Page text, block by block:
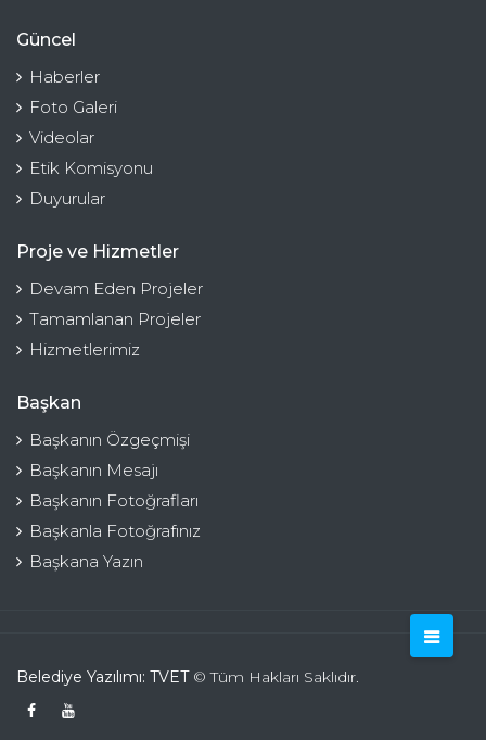
Güncel
Haberler
Foto Galeri
Videolar
Etik Komisyonu
Duyurular
Proje ve Hizmetler
Devam Eden Projeler
Tamamlanan Projeler
Hizmetlerimiz
Başkan
Başkanın Özgeçmişi
Başkanın Mesajı
Başkanın Fotoğrafları
Başkanla Fotoğrafınız
Başkana Yazın
Belediye Yazılımı: TVET© Tüm Hakları Saklıdır.